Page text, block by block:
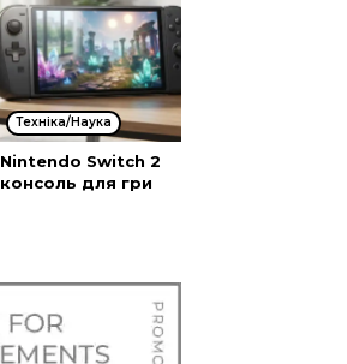
Техніка/Наука
Nintendo Switch 2
консоль для гри